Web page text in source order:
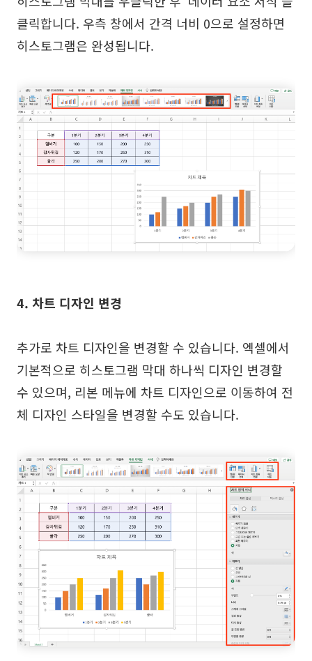
클릭합니다. 우측 창에서 간격 너비 0으로 설정하면
히스토그램은 완성됩니다.
4. 차트 디자인 변경
추가로 차트 디자인을 변경할 수 있습니다. 엑셀에서
기본적으로 히스토그램 막대 하나씩 디자인 변경할
수 있으며, 리본 메뉴에 차트 디자인으로 이동하여 전
체 디자인 스타일을 변경할 수도 있습니다.